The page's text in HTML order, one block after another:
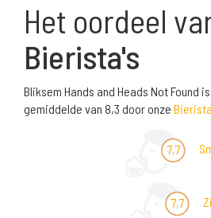
Het oordeel
Bierista's
Bliksem Hands and Heads Not Found
gemiddelde van 8,3 door onze
7,7
7,7